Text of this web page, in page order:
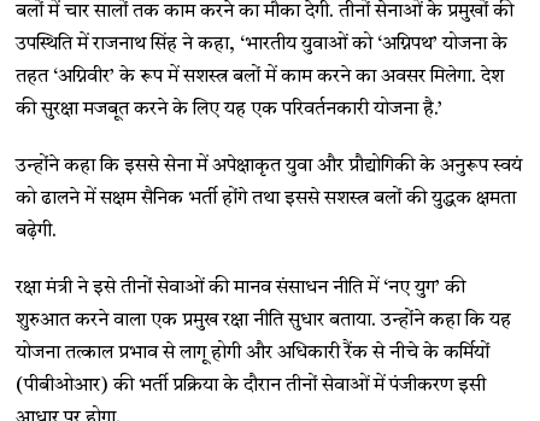
बलों में चार सालों तक काम करने का मौका देगी. तीनों सेनाओं के प्रमुखों की
उपस्थिति में राजनाथ सिंह ने कहा, ‘भारतीय युवाओं को ‘अग्निपथ’ योजना के
तहत ‘अग्निवीर’ के रूप में सशस्त्र बलों में काम करने का अवसर मिलेगा. देश
की सुरक्षा मजबूत करने के लिए यह एक परिवर्तनकारी योजना है.’
उन्होंने कहा कि इससे सेना में अपेक्षाकृत युवा और प्रौद्योगिकी के अनुरूप स्वयं
को ढालने में सक्षम सैनिक भर्ती होंगे तथा इससे सशस्त्र बलों की युद्धक क्षमता
बढ़ेगी.
रक्षा मंत्री ने इसे तीनों सेवाओं की मानव संसाधन नीति में ‘नए युग’ की
शुरुआत करने वाला एक प्रमुख रक्षा नीति सुधार बताया. उन्होंने कहा कि यह
योजना तत्काल प्रभाव से लागू होगी और अधिकारी रैंक से नीचे के कर्मियों
(पीबीओआर) की भर्ती प्रक्रिया के दौरान तीनों सेवाओं में पंजीकरण इसी